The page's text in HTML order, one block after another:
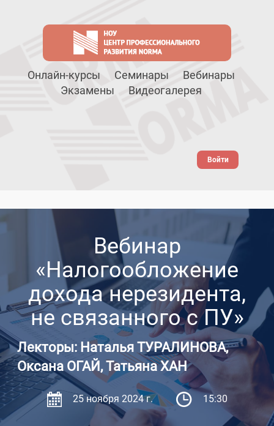
Онлайн-курсы Семинары
Вебинары
Экзамены
Видеогалерея
Войти
Вебинар
«Налогообложение
дохода нерезидента,
не связанного с ПУ»
Лекторы: Наталья ТУРАЛИНОВА,
Оксана ОГАЙ, Татьяна ХАН
25 ноября 2024 г. 15:30